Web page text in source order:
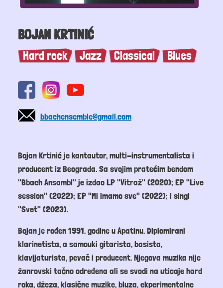
BOJAN KRTINIĆ
Hard rock Jazz Classical Blues
bbachensemble@gmail.com
Bojan Krtinić je kantautor, multi-instrumentalista i
producent iz Beograda. Sa svojim pratećim bendom
"Bbach Ansambl" je izdao LP "Vitraž" (2020); EP "Live
session" (2022); EP "Mi imamo sve" (2022); i singl
"Svet" (2023).
Bojan je rođen 1991. godine u Apatinu. Diplomirani
klarinetista, a samouki gitarista, basista,
klavijaturista, pevač i producent. Njegova muzika nije
žanrovski tačno određena ali se svodi na uticaje hard
roka, džeza, klasične muzike, bluza, ekperimentalne